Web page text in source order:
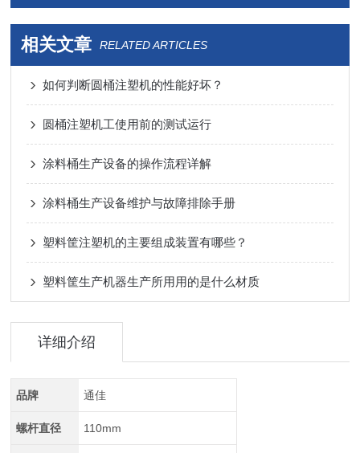
相关文章 RELATED ARTICLES
如何判断圆桶注塑机的性能好坏？
圆桶注塑机工使用前的测试运行
涂料桶生产设备的操作流程详解
涂料桶生产设备维护与故障排除手册
塑料筐注塑机的主要组成装置有哪些？
塑料筐生产机器生产所用用的是什么材质
详细介绍
品牌 通佳
螺杆直径 110mm